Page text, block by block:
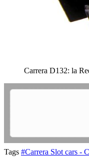
Carrera D132: la
Tags #Carrera Slot cars -